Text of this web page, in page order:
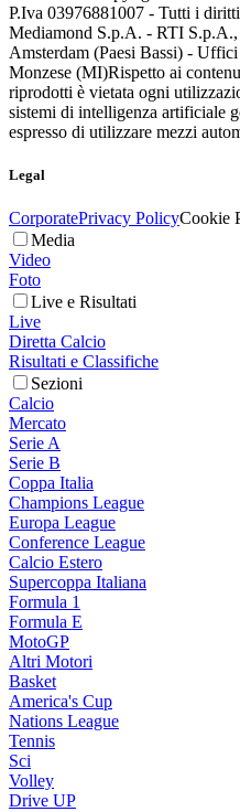
P.Iva 03976881007 - Tutti i
Mediamond S.p.A. - RTI S.p.A.,
Amsterdam (Paesi Bassi) -
Monzese (MI)Rispetto ai
riprodotti è vietata ogni
sistemi di intelligenza artificiale
espresso di utilizzare mezzi
Legal
CorporatePrivacy PolicyCookie
Media
Video
Foto
Live e Risultati
Live
Diretta Calcio
Risultati e Classifiche
Sezioni
Calcio
Mercato
Serie A
Serie B
Coppa Italia
Champions League
Europa League
Conference League
Calcio Estero
Supercoppa Italiana
Formula 1
Formula E
MotoGP
Altri Motori
Basket
America's Cup
Nations League
Tennis
Sci
Volley
Drive UP